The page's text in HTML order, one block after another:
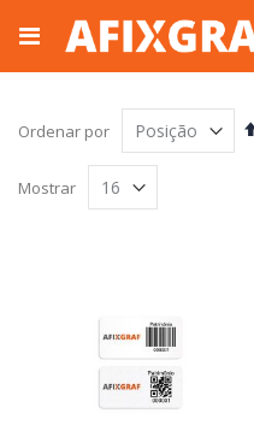
para
conteúdo
Ordenar por
Mostrar